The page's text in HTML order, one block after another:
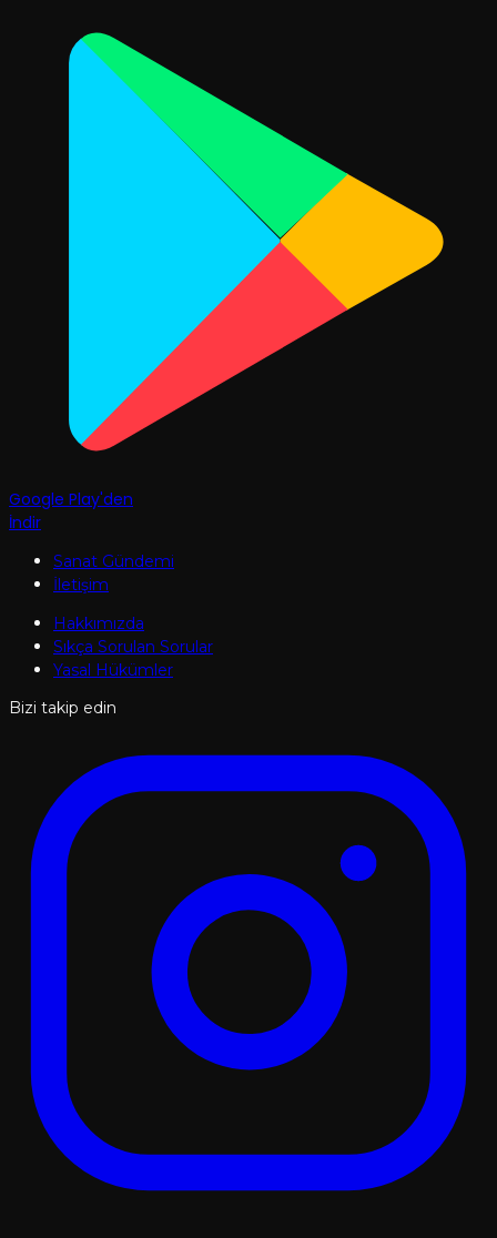
Google Play'den
İndir
Sanat Gündemi
İletişim
Hakkımızda
Sıkça Sorulan Sorular
Yasal Hükümler
Bizi takip edin